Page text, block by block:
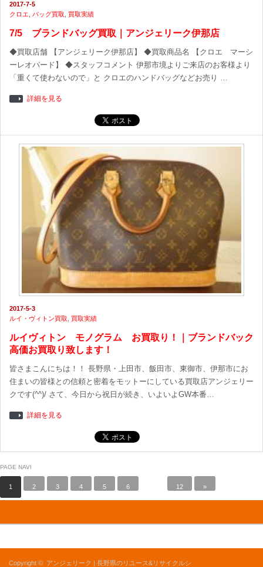
2017-7-5
クロエ バッグ買取 買取実績
7/5 ブランドバッグ買取｜アンジェリーク伊那店
◆買取店舗 【アンジェリーク伊那店】 ◆買取商品名 【クロエ マーシ
ーレオパード】 ◆スタッフコメント 伊那市境よりご来店のお客様より
「重くて使わないので」と クロエのハンドバッグなどお売り …
詳細を見る
2017-5-3
ルイ・ヴィトン買取
買取実績
ルイヴィトン モノグラム お買取り！｜ブランドバック
高価お買取り致します！
皆さまこんにちは！！ 長野県・上田市、飯田市、東御市、伊那市にお
住まいの皆様との信頼と密着をモットーにしている買取店アンジェリー
クです(^^)/ さて、今日から祝日が続き、いよいよGW本番…
詳細を見る
PAGE NAVI
1 2 3 4 5 6 12 »
Copyright © アンジェリーク | 長野県のリユース&リサイクルシ